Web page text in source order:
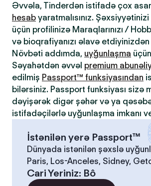
Əvvəla, Tinderdən istifadə çox
hesab yaratmalısınız.
üçün profilinizə Maraqlarınızı /
və bioqrafiyanızı əlavə etdiyinizdən
Növbəti addımda, uyğunlaşma
Səyahətdən əvvəl premium
edilmiş Passport™ funksiyasından
bilərsiniz. Passport funksiyası sizə
dəyişərək digər şəhər və ya
istifadəçilərlə uyğunlaşma imkanı
İstənilən yerə Passport™
Dünyada istənilən şəxslə
Paris, Los-Anceles, Sidney,
Cari Yeriniz: Bô